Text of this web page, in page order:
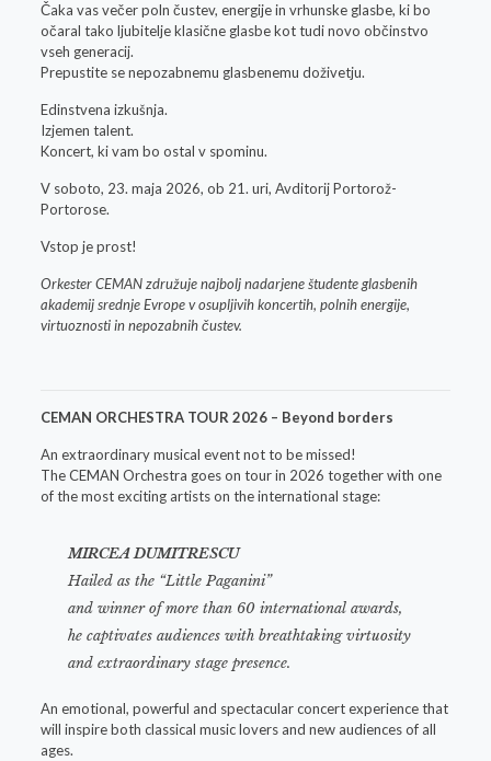
Čaka vas večer poln čustev, energije in vrhunske glasbe, ki bo
očaral tako ljubitelje klasične glasbe kot tudi novo občinstvo
vseh generacij.
Prepustite se nepozabnemu glasbenemu doživetju.
Edinstvena izkušnja.
Izjemen talent.
Koncert, ki vam bo ostal v spominu.
V soboto, 23. maja 2026, ob 21. uri, Avditorij Portorož-
Portorose.
Vstop je prost!
Orkester CEMAN združuje najbolj nadarjene študente glasbenih
akademij srednje Evrope v osupljivih koncertih, polnih energije,
virtuoznosti in nepozabnih čustev.
CEMAN ORCHESTRA TOUR 2026 – Beyond borders
An extraordinary musical event not to be missed!
The CEMAN Orchestra goes on tour in 2026 together with one
of the most exciting artists on the international stage:
MIRCEA DUMITRESCU
Hailed as the “Little Paganini”
and winner of more than 60 international awards,
he captivates audiences with breathtaking virtuosity
and extraordinary stage presence.
An emotional, powerful and spectacular concert experience that
will inspire both classical music lovers and new audiences of all
ages.